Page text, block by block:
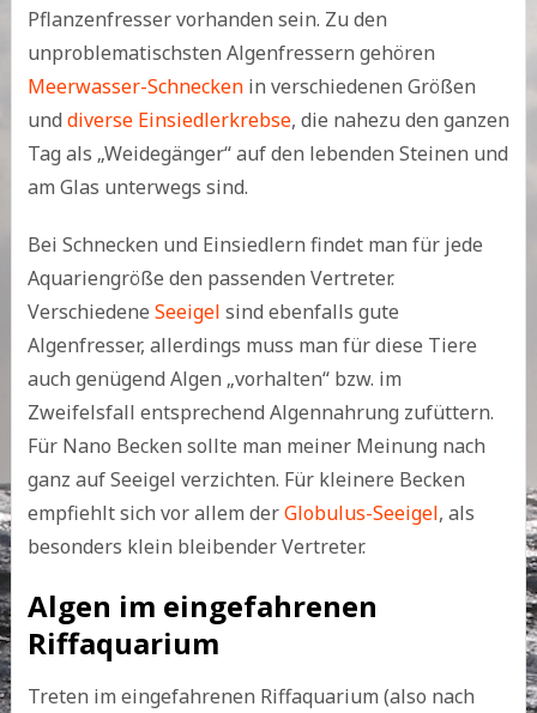
Pflanzenfresser vorhanden sein. Zu den
unproblematischsten Algenfressern gehören
Meerwasser-Schneckenin verschiedenen Größen
und diverse Einsiedlerkrebse, die nahezu den ganzen
Tag als „Weidegänger“ auf den lebenden Steinen und
am Glas unterwegs sind.
Bei Schnecken und Einsiedlern findet man für jede
Aquariengröße den passenden Vertreter.
Verschiedene Seeigel sind ebenfalls gute
Algenfresser, allerdings muss man für diese Tiere
auch genügend Algen „vorhalten“ bzw. im
Zweifelsfall entsprechend Algennahrung zufüttern.
Für Nano Becken sollte man meiner Meinung nach
ganz auf Seeigel verzichten. Für kleinere Becken
empfiehlt sich vor allem derGlobulus-Seeigel, als
besonders klein bleibender Vertreter.
Algen im eingefahrenen
Riffaquarium
Treten im eingefahrenen Riffaquarium (also nach